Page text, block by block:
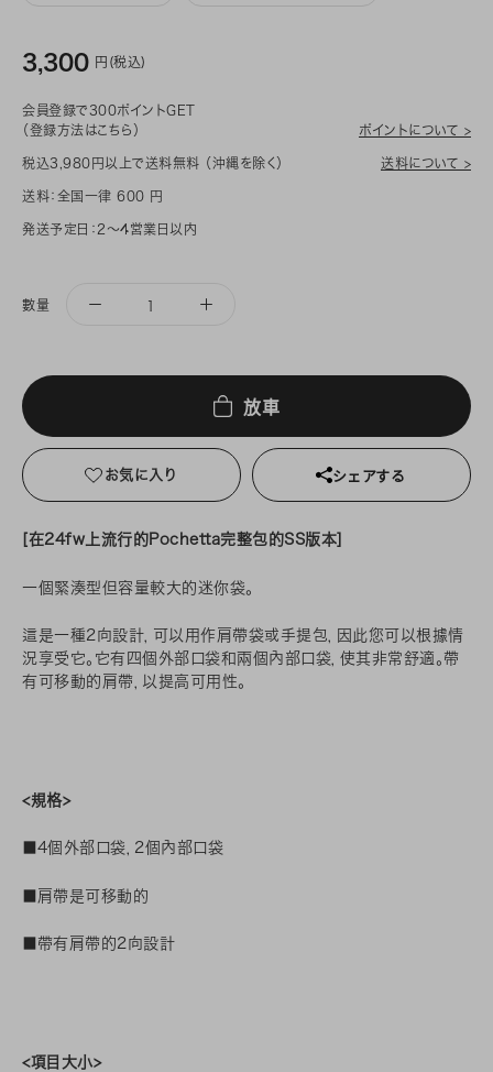
3,300 円(税込)
会員登録で300ポイントGET
（登録方法はこちら）
ポイントについて >
税込3,980円以上で送料無料 （沖縄を除く） 送料について >
送料：全国一律 600 円
発送予定日：2～4営業日以内
數量
放車
お気に入り シェアする
[在24fw上流行的Pochetta完整包的SS版本]
一個緊湊型但容量較大的迷你袋。
這是一種2向設計，可以用作肩帶袋或手提包，因此您可以根據情
況享受它。它有四個外部口袋和兩個內部口袋，使其非常舒適。帶
有可移動的肩帶，以提高可用性。
<規格>
■4個外部口袋，2個內部口袋
■肩帶是可移動的
■帶有肩帶的2向設計
<項目大小>